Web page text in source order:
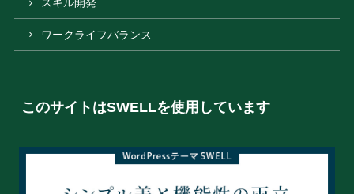
スキル開発
ワークライフバランス
このサイトはSWELLを使用しています